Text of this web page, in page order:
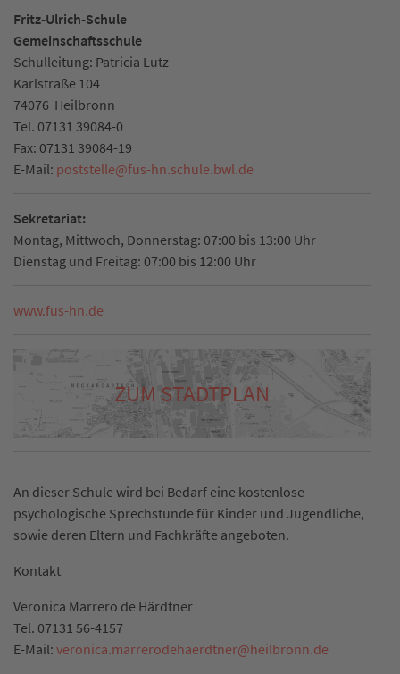
Fritz-Ulrich-Schule
Gemeinschaftsschule
Schulleitung: Patricia Lutz
Karlstraße 104
74076 Heilbronn
Tel. 07131 39084-0
Fax: 07131 39084-19
E-Mail: poststelle@fus-hn.schule.bwl.de
Sekretariat:
Montag, Mittwoch, Donnerstag: 07:00 bis 13:00 Uhr
Dienstag und Freitag: 07:00 bis 12:00 Uhr
www.fus-hn.de
ZUM STADTPLAN
An dieser Schule wird bei Bedarf eine kostenlose
psychologische Sprechstunde für Kinder und Jugendliche,
sowie deren Eltern und Fachkräfte angeboten.
Kontakt
Veronica Marrero de Härdtner
Tel. 07131 56-4157
E-Mail: veronica.marrerodehaerdtner@heilbronn.de